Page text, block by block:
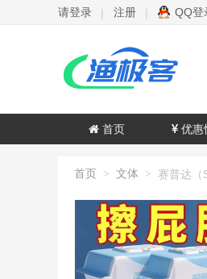
请登录 | 注册 | QQ登
首页 优惠
首页 > 文体 >